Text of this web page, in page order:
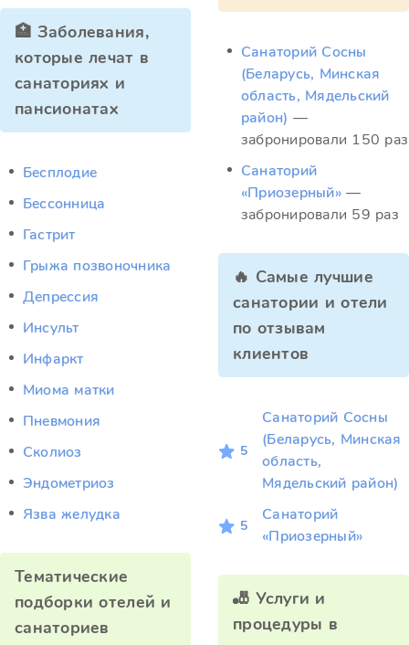
🏥 Заболевания,
которые лечат в
санаториях и
пансионатах
Бесплодие
Бессонница
Гастрит
Грыжа позвоночника
Депрессия
Инсульт
Инфаркт
Миома матки
Пневмония
Сколиоз
Эндометриоз
Язва желудка
Тематические
подборки отелей и
санаториев
Санаторий Сосны
(Беларусь, Минская
область, Мядельский
район) —
забронировали 150 раз
Санаторий
«Приозерный» —
забронировали 59 раз
🔥 Самые лучшие
санатории и отели
по отзывам
клиентов
5
Санаторий Сосны
(Беларусь, Минская
область,
Мядельский район)
5
Санаторий
«Приозерный»
🎳 Услуги и
процедуры в